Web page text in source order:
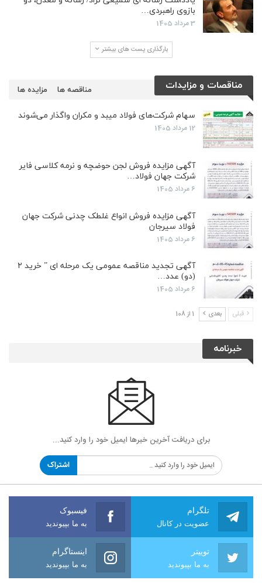
بازوی راهبردی…
3 مرداد 1405
بارگذاری پست های بیشتر
مناقصات و مزایدات مزایده ها مناقصه ها
سهام شرکت‌های فولاد میبد و مکران واگذار می‌شوند
12 مرداد 1405
آگهی مزایده فروش لجن حوضچه و نرمه کلاسی فایر
شرکت جهان فولاد…
6 مرداد 1405
آگهی مزایده فروش انواع غلطک چدنی شرکت جهان
فولاد سیرجان
6 مرداد 1405
آگهی تجدید مناقصه عمومی یک مرحله ای ” خرید ۲
(دو) عدد…
6 مرداد 1405
قبلی بعدی 1 از 108
خبرنامه
برای دریافت آخرین خبرها ایمیل خود را وارد کنید...
اشتراک
تلگرام
عضویت در کانال
فیسبوک
به ما بپیوندید
توییتر
به ما بپیوندید
اینستاگرام
به ما بپیوندید